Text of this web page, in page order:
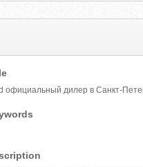
официальный дилер в Санкт-